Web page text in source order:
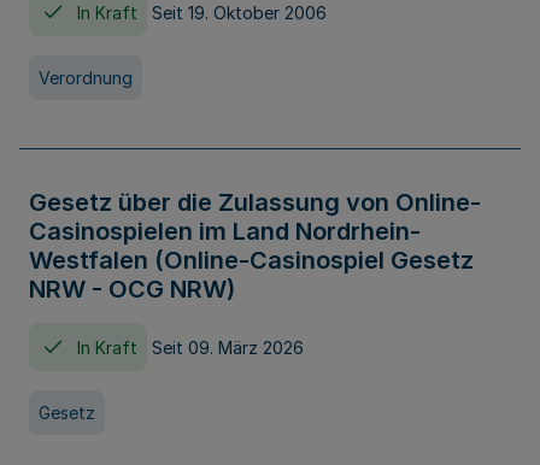
In Kraft Seit 19. Oktober 2006
Verordnung
Gesetz über die Zulassung von Online-
Casinospielen im Land Nordrhein-
Westfalen (Online-Casinospiel Gesetz
NRW - OCG NRW)
In Kraft Seit 09. März 2026
Gesetz